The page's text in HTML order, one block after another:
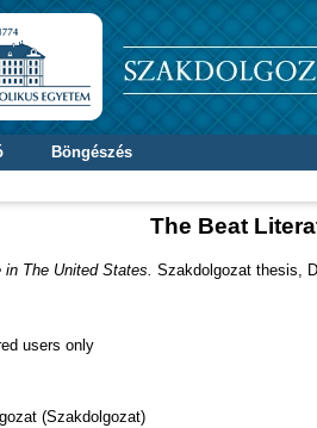
Böngészés
The Beat
The United States. Szakdolgozat thesis,
users only
(Szakdolgozat)